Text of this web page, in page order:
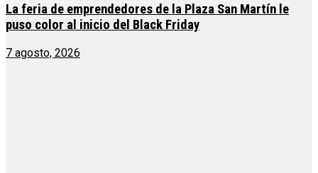
La feria de emprendedores de la Plaza San Martín le
puso color al inicio del Black Friday
7 agosto, 2026